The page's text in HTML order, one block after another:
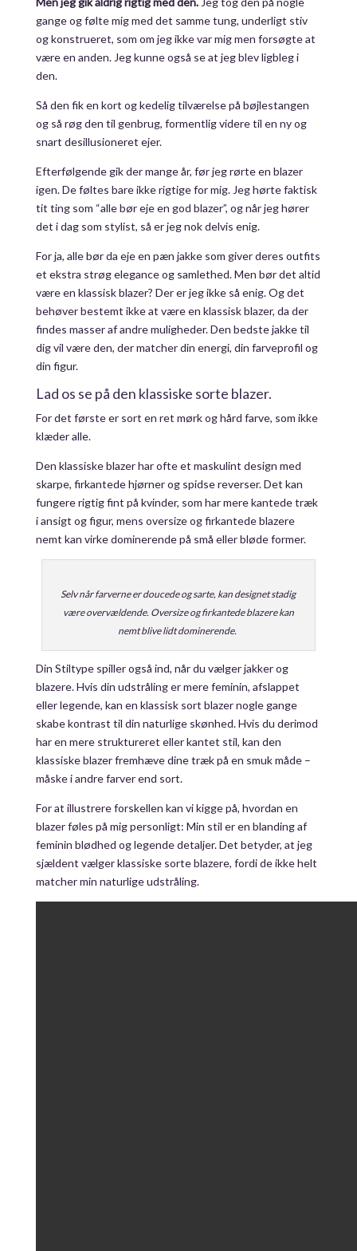
gange og følte mig med det samme tung, underligt stiv
og konstrueret, som om jeg ikke var mig men forsøgte at
være en anden. Jeg kunne også se at jeg blev ligbleg i
den.
Så den fik en kort og kedelig tilværelse på bøjlestangen
og så røg den til genbrug, formentlig videre til en ny og
snart desillusioneret ejer.
Efterfølgende gik der mange år, før jeg rørte en blazer
igen. De føltes bare ikke rigtige for mig. Jeg hørte faktisk
tit ting som “alle bør eje en god blazer”, og når jeg hører
det i dag som stylist, så er jeg nok delvis enig.
For ja, alle bør da eje en pæn jakke som giver deres outfits
et ekstra strøg elegance og samlethed. Men bør det altid
være en klassisk blazer? Der er jeg ikke så enig. Og det
behøver bestemt ikke at være en klassisk blazer, da der
findes masser af andre muligheder. Den bedste jakke til
dig vil være den, der matcher din energi, din farveprofil og
din figur.
Lad os se på den klassiske sorte blazer.
For det første er sort en ret mørk og hård farve, som ikke
klæder alle.
Den klassiske blazer har ofte et maskulint design med
skarpe, firkantede hjørner og spidse reverser. Det kan
fungere rigtig fint på kvinder, som har mere kantede træk
i ansigt og figur, mens oversize og firkantede blazere
nemt kan virke dominerende på små eller bløde former.
Selv når farverne er doucede og sarte, kan designet stadig
være overvældende. Oversize og firkantede blazere kan
nemt blive lidt dominerende.
Din Stiltype spiller også ind, når du vælger jakker og
blazere. Hvis din udstråling er mere feminin, afslappet
eller legende, kan en klassisk sort blazer nogle gange
skabe kontrast til din naturlige skønhed. Hvis du derimod
har en mere struktureret eller kantet stil, kan den
klassiske blazer fremhæve dine træk på en smuk måde –
måske i andre farver end sort.
For at illustrere forskellen kan vi kigge på, hvordan en
blazer føles på mig personligt: Min stil er en blanding af
feminin blødhed og legende detaljer. Det betyder, at jeg
sjældent vælger klassiske sorte blazere, fordi de ikke helt
matcher min naturlige udstråling.